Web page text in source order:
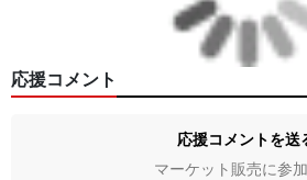
応援コメント
応援コメントを送
マーケット販売に参